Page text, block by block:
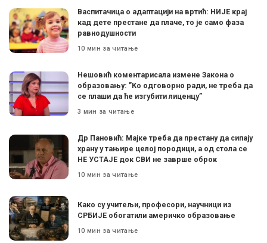
Васпитачица о адаптацији на вртић: НИЈЕ крај
кад дете престане да плаче, то је само фаза
равнодушности
10 мин за читање
Нешовић коментарисала измене Закона о
образовању: ”Ко одговорно ради, не треба да
се плаши да ће изгубити лиценцу”
3 мин за читање
Др Пановић: Мајке треба да престану да сипају
храну у тањире целој породици, а од стола се
НЕ УСТАЈЕ док СВИ не заврше оброк
10 мин за читање
Како су учитељи, професори, научници из
СРБИЈЕ обогатили америчко образовање
10 мин за читање